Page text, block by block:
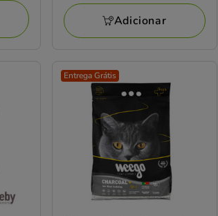
avaliações
a
7.99€
Adicionar
Entrega Grátis